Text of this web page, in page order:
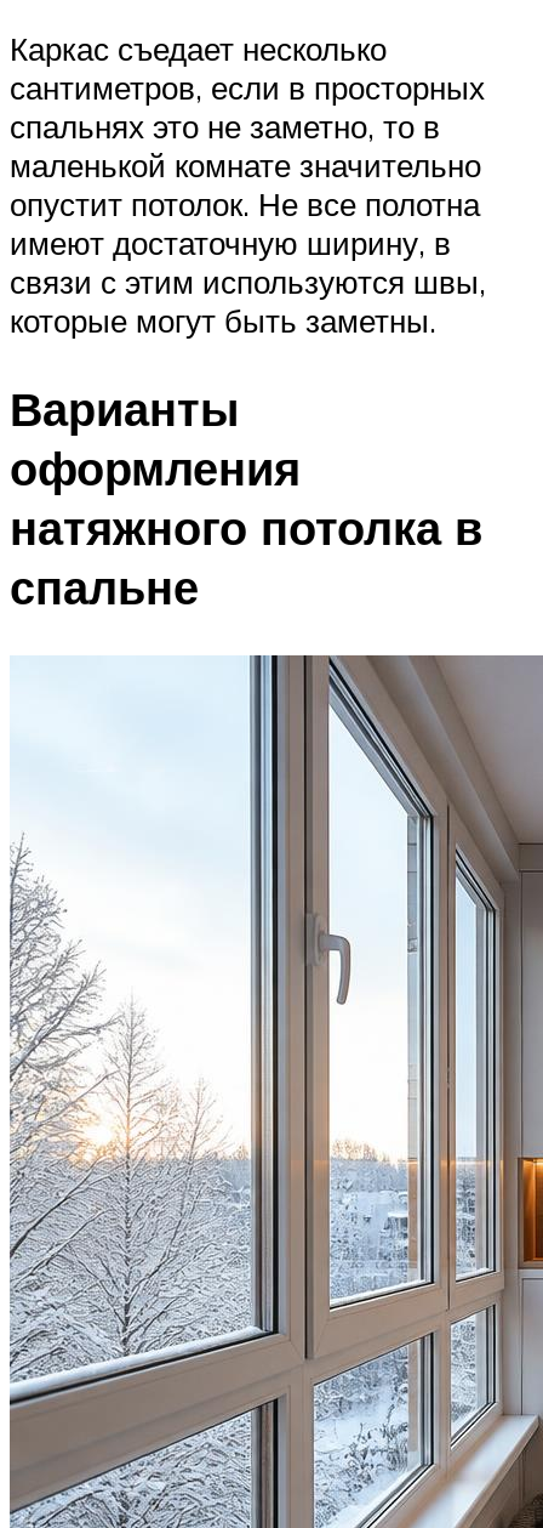
Каркас съедает несколько
сантиметров, если в просторных
спальнях это не заметно, то в
маленькой комнате значительно
опустит потолок. Не все полотна
имеют достаточную ширину, в
связи с этим используются швы,
которые могут быть заметны.
Варианты
оформления
натяжного потолка в
спальне